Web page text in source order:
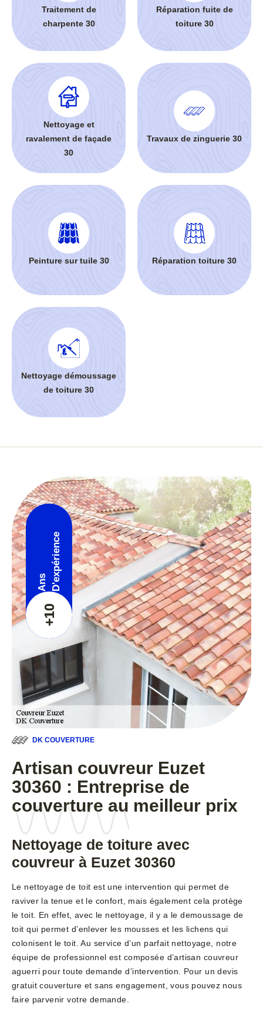
Traitement de
charpente 30
Réparation fuite de
toiture 30
Nettoyage et
ravalement de façade
30
Travaux de zinguerie 30
Peinture sur tuile 30 Réparation toiture 30
Nettoyage démoussage
de toiture 30
+10
Ans D'expérience
DK COUVERTURE
Artisan couvreur Euzet
30360 : Entreprise de
couverture au meilleur prix
Nettoyage de toiture avec
couvreur à Euzet 30360
Le nettoyage de toit est une intervention qui permet de
raviver la tenue et le confort, mais également cela protège
le toit. En effet, avec le nettoyage, il y a le demoussage de
toit qui permet d’enlever les mousses et les lichens qui
colonisent le toit. Au service d’un parfait nettoyage, notre
équipe de professionnel est composée d’artisan couvreur
aguerri pour toute demande d’intervention. Pour un devis
gratuit couverture et sans engagement, vous pouvez nous
faire parvenir votre demande.